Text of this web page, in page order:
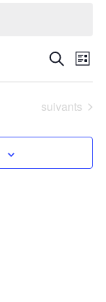
et
de
Recherche
de
Liste
Évènements
suivants